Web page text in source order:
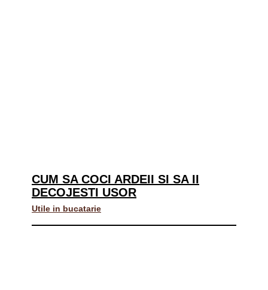
CUM SA COCI ARDEII SI SA II
DECOJESTI USOR
Utile in bucatarie